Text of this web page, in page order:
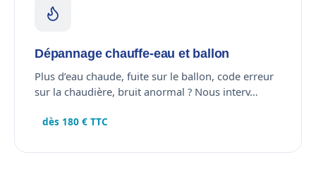
Dépannage chauffe-eau et ballon
Plus d’eau chaude, fuite sur le ballon, code erreur
sur la chaudière, bruit anormal ? Nous interv…
dès 180 € TTC